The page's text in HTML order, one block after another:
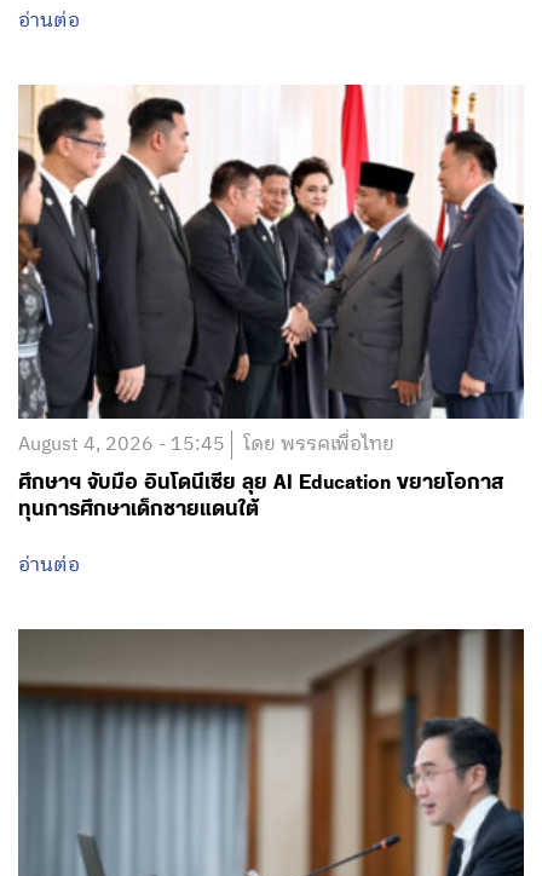
อ่านต่อ
August 4, 2026 - 15:45 โดย พรรคเพื่อไทย
ศึกษาฯ จับมือ อินโดนีเซีย ลุย AI Education ขยายโอกาส
ทุนการศึกษาเด็กชายแดนใต้
อ่านต่อ